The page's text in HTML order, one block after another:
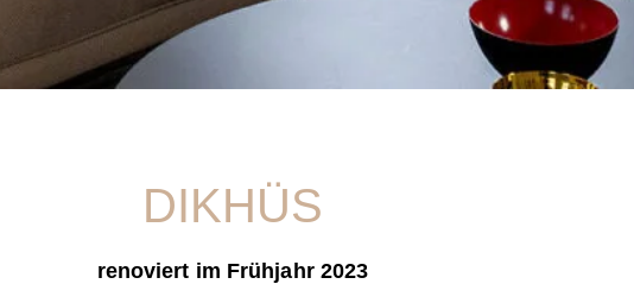
DIKHÜS
renoviert im Frühjahr 2023